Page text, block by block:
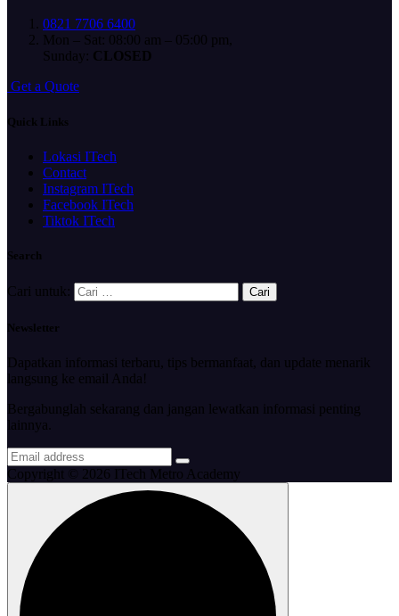
0821 7706 6400
Mon – Sat: 08:00 am – 05:00 pm,
Sunday: CLOSED
Get a Quote
Quick Links
Lokasi ITech
Contact
Instagram ITech
Facebook ITech
Tiktok ITech
Search
Cari untuk:
Newsletter
Dapatkan informasi terbaru, tips bermanfaat, dan update menarik
langsung ke email Anda!
Bergabunglah sekarang dan jangan lewatkan informasi penting
lainnya.
Copyright © 2026 ITech Metro Academy